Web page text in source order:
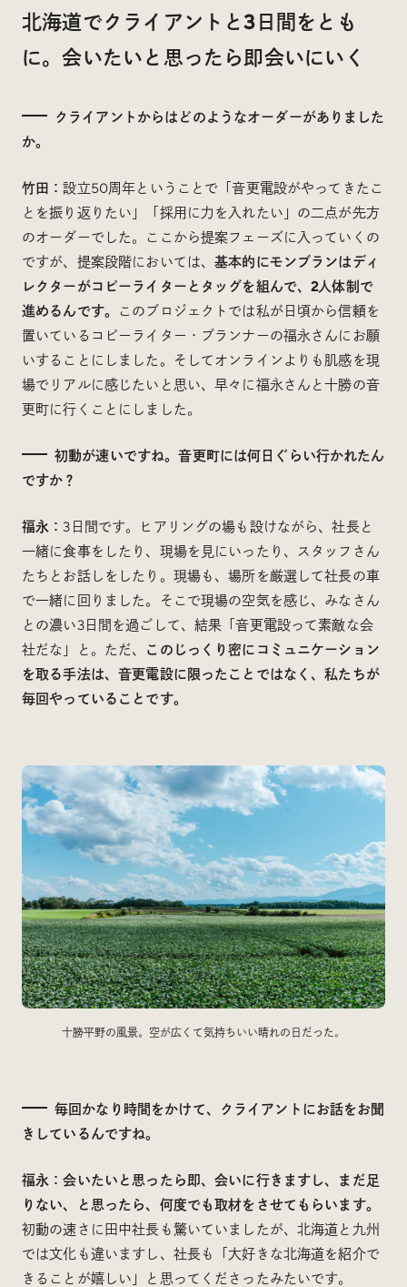
北海道でクライアントと3日間をとも
に。会いたいと思ったら即会いにいく
クライアントからはどのようなオーダーがありました
か。
竹田：設立50周年ということで「音更電設がやってきたこ
とを振り返りたい」「採用に力を入れたい」の二点が先方
のオーダーでした。ここから提案フェーズに入っていくの
ですが、提案段階においては、基本的にモンブランはディ
レクターがコピーライターとタッグを組んで、2人体制で
進めるんです。
このプロジェクトでは私が日頃から信頼を
置いているコピーライター・プランナーの福永さんにお願
いすることにしました。そしてオンラインよりも肌感を現
場でリアルに感じたいと思い、早々に福永さんと十勝の音
更町に行くことにしました。
初動が速いですね。音更町には何日ぐらい行かれたん
ですか？
福永：3日間です。ヒアリングの場も設けながら、社長と
一緒に食事をしたり、現場を見にいったり、スタッフさん
たちとお話しをしたり。現場も、場所を厳選して社長の車
で一緒に回りました。そこで現場の空気を感じ、みなさん
との濃い3日間を過ごして、結果「音更電設って素敵な会
社だな」と。ただ、 このじっくり密にコミュニケーション
を取る手法は、音更電設に限ったことではなく、私たちが
毎回やっていることです。
十勝平野の風景。空が広くて気持ちいい晴れの日だった。
毎回かなり時間をかけて、クライアントにお話をお聞
きしているんですね。
福永：会いたいと思ったら即、会いに行きますし、まだ足
りない、と思ったら、何度でも取材をさせてもらいます。
初動の速さに田中社長も驚いていましたが、北海道と九州
では文化も違いますし、社長も「大好きな北海道を紹介で
きることが嬉しい」と思ってくださったみたいです。